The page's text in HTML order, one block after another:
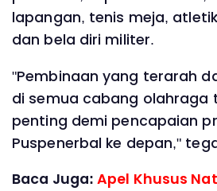
lapangan, tenis meja,
dan bela diri militer.
"Pembinaan yang terarah
di semua cabang olahraga
penting demi pencapaian
Puspenerbal ke depan,"
Baca Juga:Apel Khusus